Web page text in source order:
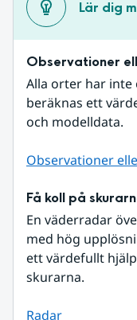
Lär dig
Observationer
Alla orter har inte
beräknas ett
och modelldata.
Observationer
Få koll på
En väderradar
med hög
ett värdefullt
skurarna.
Radar